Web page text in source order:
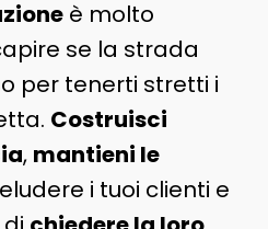
è molto
se la strada
per tenerti stretti i
Costruisci
, mantieni le
i tuoi clienti e